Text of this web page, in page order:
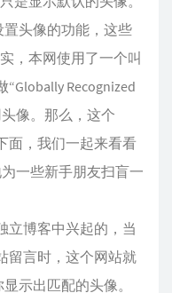
置头像的功能，这些
，本网使用了一个叫
Recognized
像。那么，这个
面，我们一起来看看
一些新手朋友扫盲一
立博客中兴起的，当
留言时，这个网站就
示出匹配的头像。